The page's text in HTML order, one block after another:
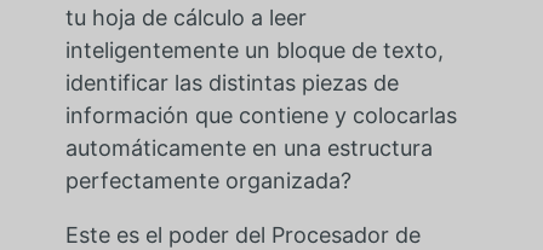
tu hoja de cálculo a leer
inteligentemente un bloque de texto,
identificar las distintas piezas de
información que contiene y colocarlas
automáticamente en una estructura
perfectamente organizada?
Este es el poder del Procesador de